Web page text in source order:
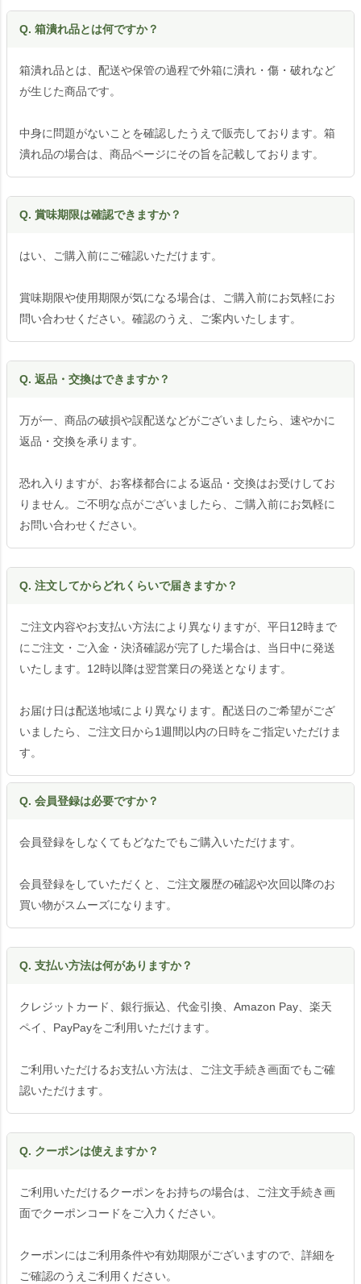
Q. 箱潰れ品とは何ですか？
箱潰れ品とは、配送や保管の過程で外箱に潰れ・傷・破れなど
が生じた商品です。
中身に問題がないことを確認したうえで販売しております。箱
潰れ品の場合は、商品ページにその旨を記載しております。
Q. 賞味期限は確認できますか？
はい、ご購入前にご確認いただけます。
賞味期限や使用期限が気になる場合は、ご購入前にお気軽にお
問い合わせください。確認のうえ、ご案内いたします。
Q. 返品・交換はできますか？
万が一、商品の破損や誤配送などがございましたら、速やかに
返品・交換を承ります。
恐れ入りますが、お客様都合による返品・交換はお受けしてお
りません。ご不明な点がございましたら、ご購入前にお気軽に
お問い合わせください。
Q. 注文してからどれくらいで届きますか？
ご注文内容やお支払い方法により異なりますが、平日12時まで
にご注文・ご入金・決済確認が完了した場合は、当日中に発送
いたします。12時以降は翌営業日の発送となります。
お届け日は配送地域により異なります。配送日のご希望がござ
いましたら、ご注文日から1週間以内の日時をご指定いただけま
す。
Q. 会員登録は必要ですか？
会員登録をしなくてもどなたでもご購入いただけます。
会員登録をしていただくと、ご注文履歴の確認や次回以降のお
買い物がスムーズになります。
Q. 支払い方法は何がありますか？
クレジットカード、銀行振込、代金引換、Amazon Pay、楽天
ペイ、PayPayをご利用いただけます。
ご利用いただけるお支払い方法は、ご注文手続き画面でもご確
認いただけます。
Q. クーポンは使えますか？
ご利用いただけるクーポンをお持ちの場合は、ご注文手続き画
面でクーポンコードをご入力ください。
クーポンにはご利用条件や有効期限がございますので、詳細を
ご確認のうえご利用ください。